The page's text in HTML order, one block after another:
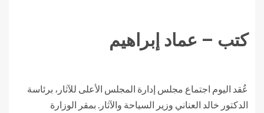
كتب – عماد إبراهيم
عُقد اليوم اجتماع مجلس إدارة المجلس الأعلى للآثار، برئاسة
الدكتور خالد العناني وزير السياحة والآثار. بمقر الوزارة